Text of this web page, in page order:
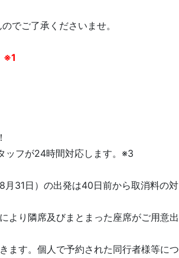
でご了承くださいませ。
※1
ッフが24時間対応します。※3
31日）の出発は40日前から取消料の対
より隣席及びまとまった座席がご用意出
ます。個人で予約された同行者様等につ